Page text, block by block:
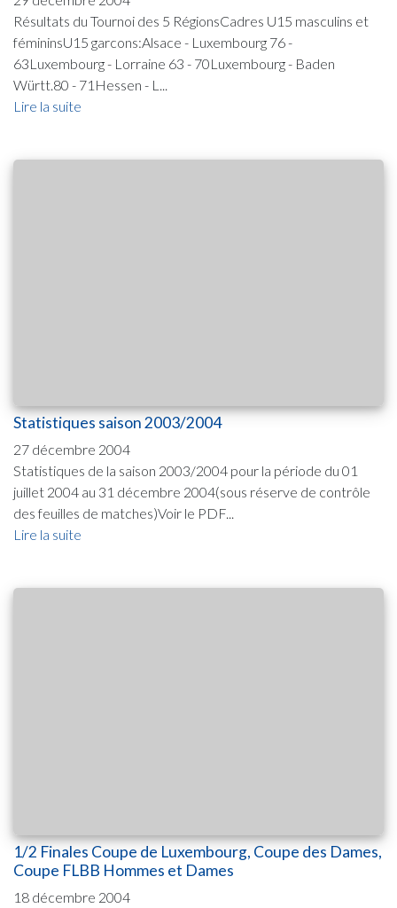
Résultats du Tournoi des 5 RégionsCadres U15 masculins et
fémininsU15 garcons:Alsace - Luxembourg 76 -
63Luxembourg - Lorraine 63 - 70Luxembourg - Baden
Württ.80 - 71Hessen - L...
Lire la suite
Statistiques saison 2003/2004
27 décembre 2004
Statistiques de la saison 2003/2004 pour la période du 01
juillet 2004 au 31 décembre 2004(sous réserve de contrôle
des feuilles de matches)Voir le PDF...
Lire la suite
1/2 Finales Coupe de Luxembourg, Coupe des Dames,
Coupe FLBB Hommes et Dames
18 décembre 2004